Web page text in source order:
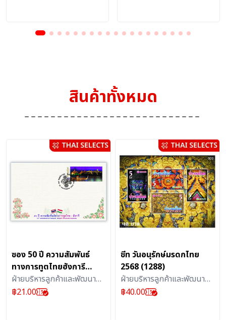
สินค้าทั้งหมด
ซอง 50 ปี ความสัมพันธ์
ทางการทูตไทยฮังการี
(1257)
ฝ่ายบริหารลูกค้าและพัฒนา
ผลิตภัณฑ์บริการไปรษณีย์ :
฿21.00
ชีท วันอนุรักษ์มรดกไทย
2568 (1288)
ฝ่ายบริหารลูกค้าและพัฒนา
ผลิตภัณฑ์บริการไปรษณีย์ :
฿40.00